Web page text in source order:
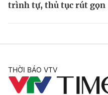
trình tự, thủ tục rút gọn
THỜI BÁO VTV